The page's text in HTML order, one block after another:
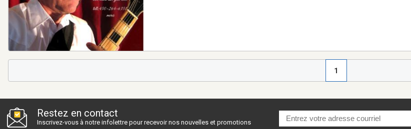
1
Restez en contact
Inscrivez-vous à notre infolettre pour recevoir nos nouvelles et promotions